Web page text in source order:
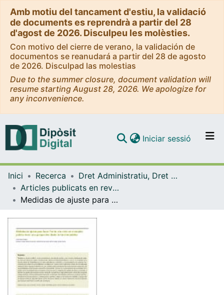
Amb motiu del tancament d'estiu, la validació
de documents es reprendrà a partir del 28
d'agost de 2026. Disculpeu les molèsties.
Con motivo del cierre de verano, la validación de
documentos se reanudará a partir del 28 de agosto
de 2026. Disculpad las molestias
Due to the summer closure, document validation will
resume starting August 28, 2026. We apologize for
any inconvenience.
Navega per tot el DD
Iniciar sessió (current)
Inici Recerca
Dret Administratiu, Dret Processal i Dret Financer i Tributari
Articles publicats en revistes (Dret Administratiu, Dret Processal i Dret Financer i Tributari)
Medidas de ajuste para hacer frente a la crisis en el empleo público local: una perspectiva desde la función pública